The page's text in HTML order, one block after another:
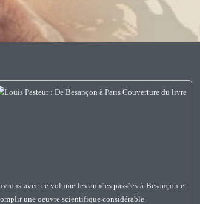
avec ce volume les années passées à Besançon et
une oeuvre scientifique considérable.